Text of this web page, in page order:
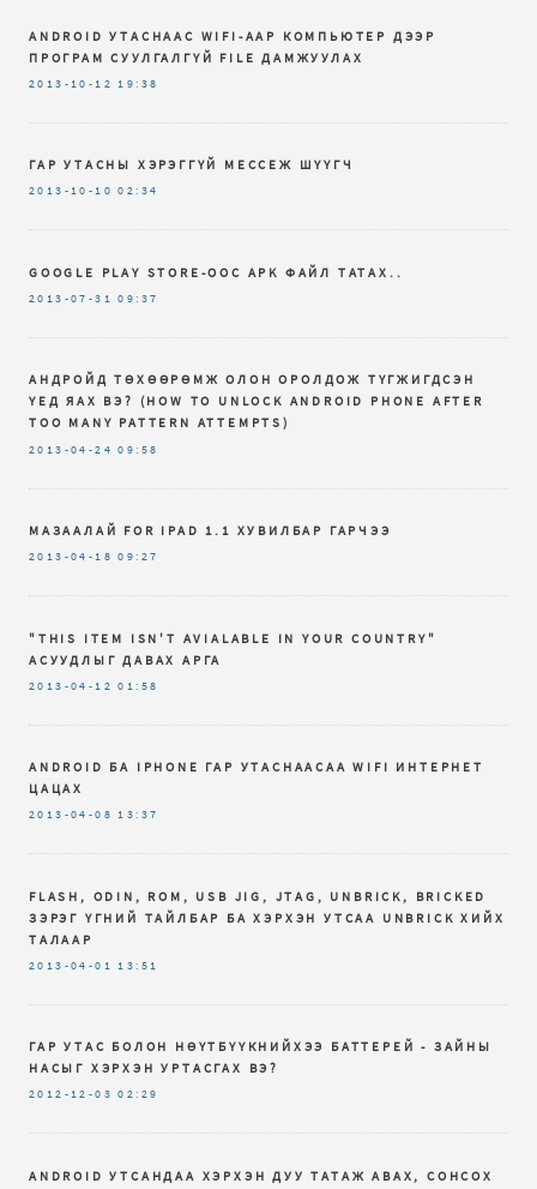
ANDROID УТАСНААС WIFI-ААР КОМПЬЮТЕР ДЭЭР
ПРОГРАМ СУУЛГАЛГҮЙ FILE ДАМЖУУЛАХ
2013-10-12 19:38
ГАР УТАСНЫ ХЭРЭГГҮЙ МЕССЕЖ ШҮҮГЧ
2013-10-10 02:34
GOOGLE PLAY STORE-ООС APK ФАЙЛ ТАТАХ..
2013-07-31 09:37
АНДРОЙД ТӨХӨӨРӨМЖ ОЛОН ОРОЛДОЖ ТҮГЖИГДСЭН
ҮЕД ЯАХ ВЭ? (HOW TO UNLOCK ANDROID PHONE AFTER
TOO MANY PATTERN ATTEMPTS)
2013-04-24 09:58
МАЗААЛАЙ FOR IPAD 1.1 ХУВИЛБАР ГАРЧЭЭ
2013-04-18 09:27
"THIS ITEM ISN'T AVIALABLE IN YOUR COUNTRY"
АСУУДЛЫГ ДАВАХ АРГА
2013-04-12 01:58
ANDROID БА IPHONE ГАР УТАСНААСАА WIFI ИНТЕРНЕТ
ЦАЦАХ
2013-04-08 13:37
FLASH, ODIN, ROM, USB JIG, JTAG, UNBRICK, BRICKED
ЗЭРЭГ ҮГНИЙ ТАЙЛБАР БА ХЭРХЭН УТСАА UNBRICK ХИЙХ
ТАЛААР
2013-04-01 13:51
ГАР УТАС БОЛОН НӨҮТБҮҮКНИЙХЭЭ БАТТЕРЕЙ - ЗАЙНЫ
НАСЫГ ХЭРХЭН УРТАСГАХ ВЭ?
2012-12-03 02:29
ANDROID УТСАНДАА ХЭРХЭН ДУУ ТАТАЖ АВАХ, СОНСОХ